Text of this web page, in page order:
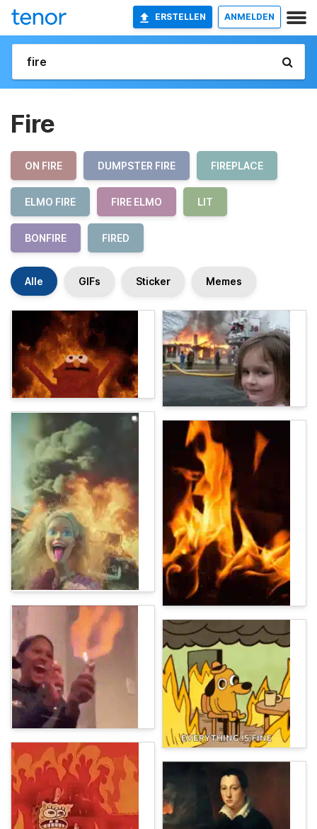
ERSTELLEN ANMELDEN
Fire
ON FIRE DUMPSTER FIRE FIREPLACE
ELMO FIRE FIRE ELMO LIT
BONFIRE FIRED
Alle GIFs Sticker Memes